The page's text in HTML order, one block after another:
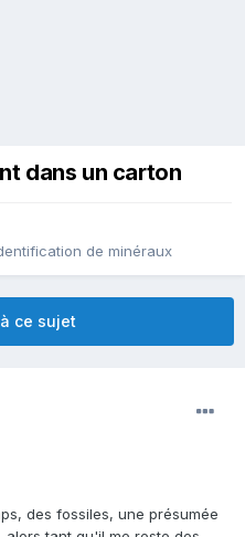
dans un carton
de minéraux
ce sujet
des fossiles, une présumée